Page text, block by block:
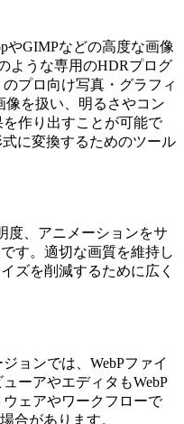
やGIMPなどの高度な画像
ような専用のHDRプログ
プロ向け写真・グラフィ
像を扱い、明るさやコン
作り出すことが可能で
に変換するためのツール
度、アニメーションをサ
す。適切な画質を維持し
ズを削減するために広く
ョンでは、WebPファイ
ーアやエディタもWebP
ェアやワークフローで
合があります。